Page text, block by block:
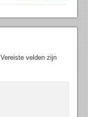
Vereiste velden zijn